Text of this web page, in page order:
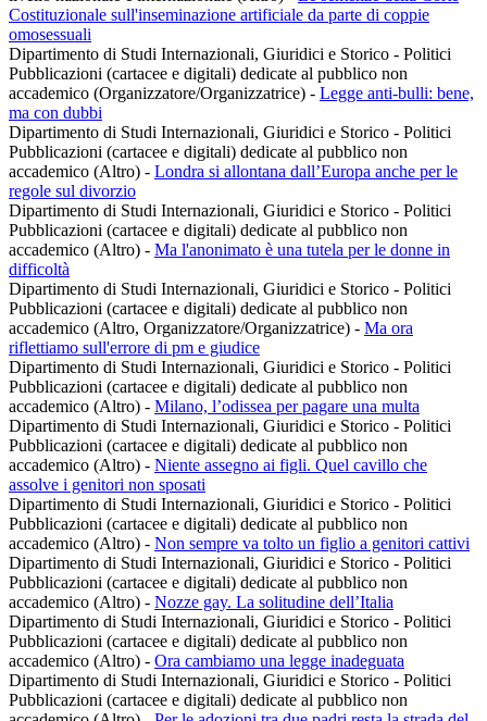
Costituzionale sull'inseminazione artificiale da parte di coppie
omosessuali
Dipartimento di Studi Internazionali, Giuridici e Storico - Politici
Pubblicazioni (cartacee e digitali) dedicate al pubblico non
accademico (Organizzatore/Organizzatrice) - Legge anti-bulli: bene,
ma con dubbi
Dipartimento di Studi Internazionali, Giuridici e Storico - Politici
Pubblicazioni (cartacee e digitali) dedicate al pubblico non
accademico (Altro) - Londra si allontana dall’Europa anche per le
regole sul divorzio
Dipartimento di Studi Internazionali, Giuridici e Storico - Politici
Pubblicazioni (cartacee e digitali) dedicate al pubblico non
accademico (Altro) - Ma l'anonimato è una tutela per le donne in
difficoltà
Dipartimento di Studi Internazionali, Giuridici e Storico - Politici
Pubblicazioni (cartacee e digitali) dedicate al pubblico non
accademico (Altro, Organizzatore/Organizzatrice) - Ma ora
riflettiamo sull'errore di pm e giudice
Dipartimento di Studi Internazionali, Giuridici e Storico - Politici
Pubblicazioni (cartacee e digitali) dedicate al pubblico non
accademico (Altro) - Milano, l’odissea per pagare una multa
Dipartimento di Studi Internazionali, Giuridici e Storico - Politici
Pubblicazioni (cartacee e digitali) dedicate al pubblico non
accademico (Altro) - Niente assegno ai figli. Quel cavillo che
assolve i genitori non sposati
Dipartimento di Studi Internazionali, Giuridici e Storico - Politici
Pubblicazioni (cartacee e digitali) dedicate al pubblico non
accademico (Altro) - Non sempre va tolto un figlio a genitori cattivi
Dipartimento di Studi Internazionali, Giuridici e Storico - Politici
Pubblicazioni (cartacee e digitali) dedicate al pubblico non
accademico (Altro) - Nozze gay. La solitudine dell’Italia
Dipartimento di Studi Internazionali, Giuridici e Storico - Politici
Pubblicazioni (cartacee e digitali) dedicate al pubblico non
accademico (Altro) - Ora cambiamo una legge inadeguata
Dipartimento di Studi Internazionali, Giuridici e Storico - Politici
Pubblicazioni (cartacee e digitali) dedicate al pubblico non